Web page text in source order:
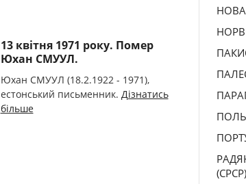
13 квітня 1971 року. Помер
Юхан СМУУЛ.
Юхан СМУУЛ (18.2.1922 - 1971),
естонський письменник. Дізнатись
більше
НОВА
(СРСР)